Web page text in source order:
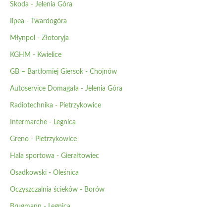
Skoda - Jelenia Góra
Ilpea - Twardogóra
Młynpol - Złotoryja
KGHM - Kwielice
GB – Bartłomiej Giersok - Chojnów
Autoservice Domagała - Jelenia Góra
Radiotechnika - Pietrzykowice
Intermarche - Legnica
Greno - Pietrzykowice
Hala sportowa - Gierałtowiec
Osadkowski - Oleśnica
Oczyszczalnia ścieków - Borów